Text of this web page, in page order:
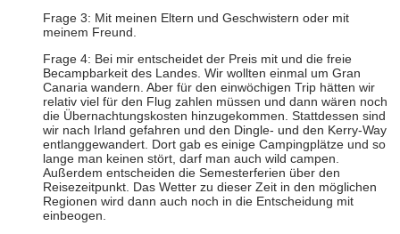
Frage 3: Mit meinen Eltern und Geschwistern oder mit
meinem Freund.
Frage 4: Bei mir entscheidet der Preis mit und die freie
Becampbarkeit des Landes. Wir wollten einmal um Gran
Canaria wandern. Aber für den einwöchigen Trip hätten wir
relativ viel für den Flug zahlen müssen und dann wären noch
die Übernachtungskosten hinzugekommen. Stattdessen sind
wir nach Irland gefahren und den Dingle- und den Kerry-Way
entlanggewandert. Dort gab es einige Campingplätze und so
lange man keinen stört, darf man auch wild campen.
Außerdem entscheiden die Semesterferien über den
Reisezeitpunkt. Das Wetter zu dieser Zeit in den möglichen
Regionen wird dann auch noch in die Entscheidung mit
einbeogen.